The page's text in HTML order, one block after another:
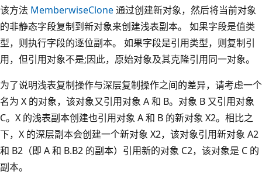
该方法 MemberwiseClone通过创建新对象，然后将当前对象
的非静态字段复制到新对象来创建浅表副本。 如果字段是值类
型，则执行字段的逐位副本。 如果字段是引用类型，则复制引
用，但引用对象不是;因此，原始对象及其克隆引用同一对象。
为了说明浅表复制操作与深层复制操作之间的差异，请考虑一个
名为 X 的对象，该对象又引用对象 A 和 B。对象 B 又引用对象
C。X 的浅表副本创建也引用对象 A 和 B 的新对象 X2。相比之
下，X 的深层副本会创建一个新对象 X2，该对象引用新对象 A2
和 B2（即 A 和 B.B2 的副本）引用新的对象 C2，该对象是 C 的
副本。